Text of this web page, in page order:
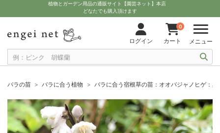
植物とガーデン用品の通販サイト【園芸ネット】本店
どなたでも購入頂けます
ログイン
0
カート メニュー
バラの苗 バラに合う植物 バラに合う宿根草の苗：オオバジャノヒゲ：